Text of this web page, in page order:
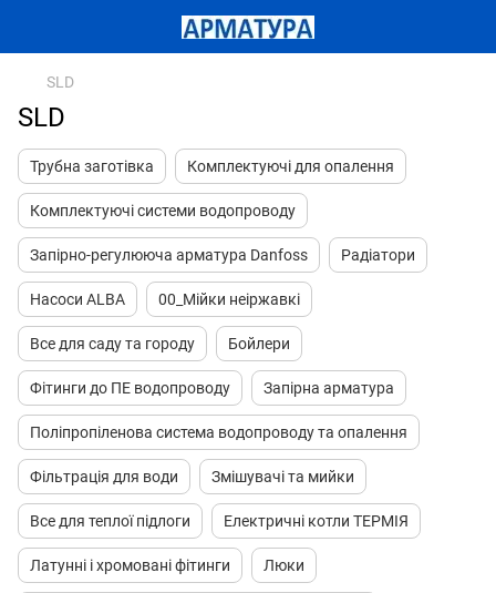
SLD
SLD
Трубна заготівка Комплектуючі для опалення
Комплектуючі системи водопроводу
Запірно-регулююча арматура Danfoss Радіатори
Насоси ALBA 00_Мійки неіржавкі
Все для саду та городу Бойлери
Фітинги до ПЕ водопроводу Запірна арматура
Поліпропіленова система водопроводу та опалення
Фільтрація для води Змішувачі та мийки
Все для теплої підлоги Електричні котли ТЕРМІЯ
Латунні і хромовані фітинги Люки